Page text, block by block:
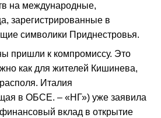
на международные,
зарегистрированные в
символики Приднестровья.
пришли к компромиссу. Это
как для жителей Кишинева,
Италия
в ОБСЕ. – «НГ») уже заявила
вклад в открытие